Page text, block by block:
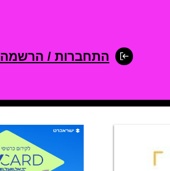
התחברות / הרשמה